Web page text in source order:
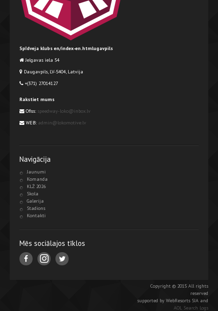
Spīdveja klubs en/index-en.htmlugavpils
Jelgavas iela 54
Daugavpils, LV-5404, Latvija
+(371) 27014127
Rakstiet mums
Ofiss: speedway-loko@inbox.lv
WEB: admin@lokomotive.lv
Navigācija
Jaunumi
Komanda
KLŻ 2026
Skola
Galerija
Stadions
Kontakti
Mēs sociālajos tīklos
Copyright © 2015 All rights
reserved
supported by WebResorts SIA and
AOL Search Logs